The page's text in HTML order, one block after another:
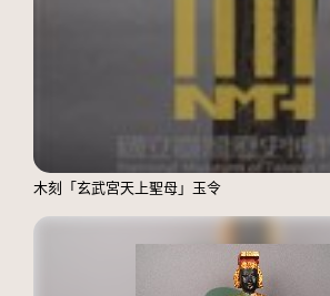
木刻「玄武宮天上聖母」玉令